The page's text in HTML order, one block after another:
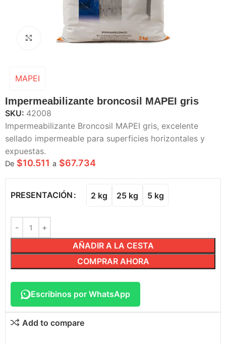
Haga Click para agrandar
Impermeabilizante broncosil MAPEI gris
MAPEI
SKU: 42008
Impermeabilizante Broncosil MAPEI gris, excelente
sellado impermeable para superficies horizontales y
expuestas.
De $10.511 a $67.734
PRESENTACIÓN 2 kg 25 kg 5 kg
AÑADIR A LA CESTA
COMPRAR AHORA
Escribinos por WhatsApp
Add to compare